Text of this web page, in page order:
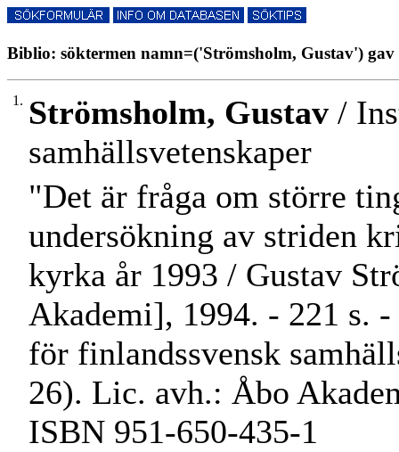
Biblio: söktermen namn=('Strömsholm, Gustav')
1. Strömsholm, Gustav /
samhällsvetenskaper
"Det är fråga om större
undersökning av striden
kyrka år 1993 / Gustav
Akademi], 1994. - 221 s.
för finlandssvensk
26). Lic. avh.: Åbo
ISBN 951-650-435-1